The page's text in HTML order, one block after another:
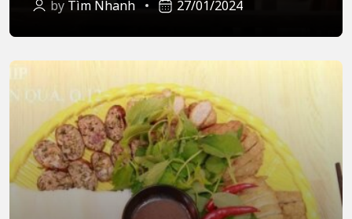
by Tìm Nhanh 27/01/2024